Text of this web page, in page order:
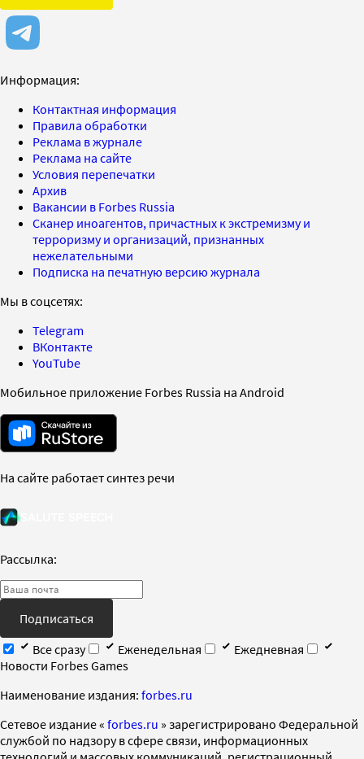
Информация:
Контактная информация
Правила обработки
Реклама в журнале
Реклама на сайте
Условия перепечатки
Архив
Вакансии в Forbes Russia
Сканер иноагентов, причастных к экстремизму и
терроризму и организаций, признанных
нежелательными
Подписка на печатную версию журнала
Мы в соцсетях:
Telegram
ВКонтакте
YouTube
Мобильное приложение Forbes Russia на Android
На сайте работает синтез речи
Рассылка:
Подписаться
Все сразу
Еженедельная
Ежедневная
Новости Forbes Games
Наименование издания: forbes.ru
Cетевое издание « forbes.ru » зарегистрировано Федеральной
службой по надзору в сфере связи, информационных